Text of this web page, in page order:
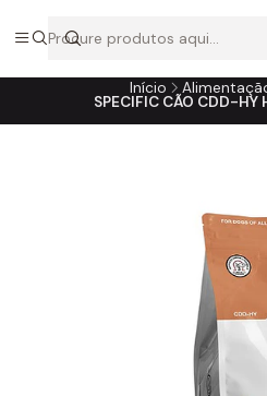
A loja online do consultório
Início
SPECIFIC CÃO CDD-HY